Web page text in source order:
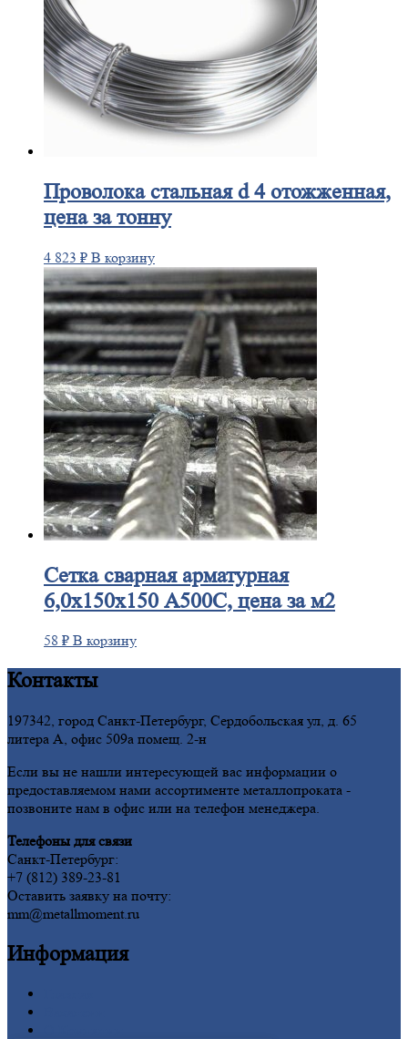
Проволокастальная d 4 отожженная,
цена за тонну
4 823 ₽ В корзину
Сеткасварная арматурная
6,0х150х150 А500С, цена за м2
58 ₽ В корзину
Контакты
197342, город Санкт-Петербург, Сердобольская ул, д. 65
литера А, офис 509а помещ. 2-н
Если вы не нашли интересующей вас информации о
предоставляемом нами ассортименте металлопроката -
позвоните нам в офис или на телефон менеджера.
Телефоны для связи
Санкт-Петербург:
+7 (812) 389-23-81
Оставить заявку на почту:
mm@metallmoment.ru
Информация